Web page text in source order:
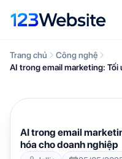
Trang chủ
Công nghệ
AI trong email marketing:
AI trong email
hóa cho doanh nghiệp